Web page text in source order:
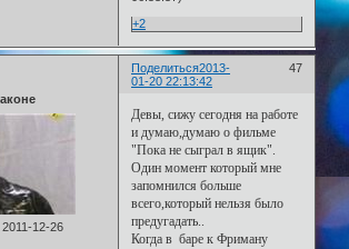
+2
Поделиться 47
2013-
01-20 22:13:42
2011-12-26
Девы, сижу сегодня на работе
и думаю,думаю о фильме
"Пока не сыграл в ящик".
Один момент который мне
запомнился больше
всего,который нельзя было
предугадать..
Когда в баре к Фриману